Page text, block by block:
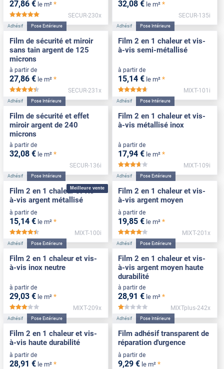
27,86 € le m² *
SECUR-230x
32,08 € le m² *
SECUR-135i
Adhésif Pose Extérieure
Film de sécurité et miroir
sans tain argent de 125
microns
à partir de
27,86 € le m² *
*****
SECUR-231x
Adhésif Pose Intérieure
Film 2 en 1 chaleur et vis-
à-vis semi-métallisé
à partir de
15,14 € le m² *
*****
MIXT-101i
Adhésif Pose Intérieure
Film de sécurité et effet
miroir argent de 240
microns
à partir de
32,08 € le m² *
SECUR-136i
Adhésif Pose Intérieure
Film 2 en 1 chaleur et vis-
à-vis métallisé inox
à partir de
17,94 € le m² *
*****
MIXT-109i
Meilleure vente
Adhésif Pose Intérieure
Film 2 en 1 chaleur et vis-
à-vis argent métallisé
à partir de
15,14 € le m² *
*****
MIXT-100i
Adhésif Pose Extérieure
Film 2 en 1 chaleur et vis-
à-vis argent moyen
à partir de
19,85 € le m² *
*****
MIXT-201x
Adhésif Pose Extérieure
Film 2 en 1 chaleur et vis-
à-vis inox neutre
à partir de
29,03 € le m² *
*****
MIXT-209x
Adhésif Pose Extérieure
Film 2 en 1 chaleur et vis-
à-vis argent moyen haute
durabilité
à partir de
28,91 € le m² *
*****
MIXTplus-242x
Adhésif Pose Extérieure
Film 2 en 1 chaleur et vis-
à-vis haute durabilité
à partir de
28,91 € le m² *
Adhésif Pose Intérieure
Film adhésif transparent de
réparation d'urgence
à partir de
9,29 € le m² *